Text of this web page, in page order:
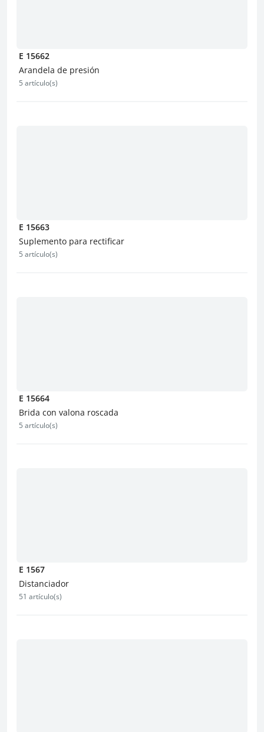
E 15662
Arandela de presión
5 artículo(s)
E 15663
Suplemento para rectificar
5 artículo(s)
E 15664
Brida con valona roscada
5 artículo(s)
E 1567
Distanciador
51 artículo(s)